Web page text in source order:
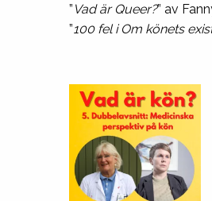
” Vad är Queer?” av
”100 fel i Om könets